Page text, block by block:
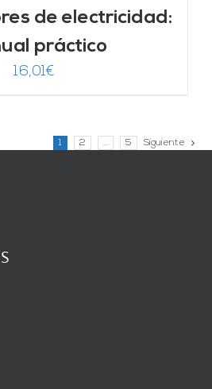
de electricidad:
práctico
16,01€
1 2 … 5 Siguiente